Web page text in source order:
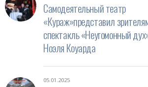
Самодеятельный театр
«Кураж»представил
спектакль «Неугомонный
Ноэля Коуарда
05.01.2025